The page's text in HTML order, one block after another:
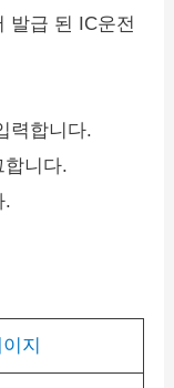
발급 된 IC운전
력합니다.
합니다.
.
지